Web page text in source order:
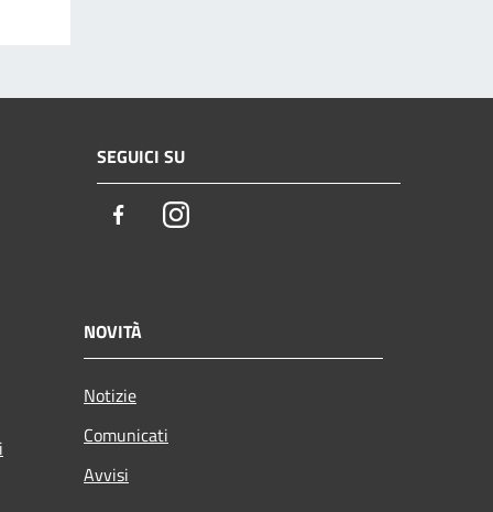
SEGUICI SU
FacebookInstagram
NOVITÀ
Notizie
Comunicati
Avvisi